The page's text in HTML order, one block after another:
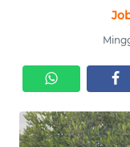
OPINI
Informasi